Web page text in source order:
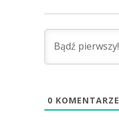
0 KOMENTARZE